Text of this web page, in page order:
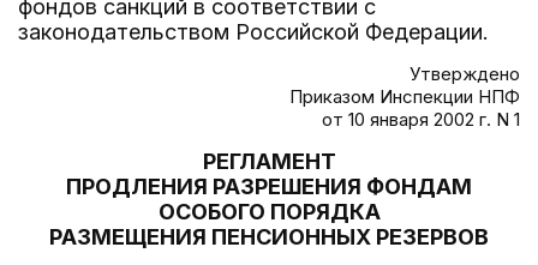
фондов санкций в соответствии с
законодательством Российской Федерации.
Утверждено
Приказом Инспекции НПФ
от 10 января 2002 г. N 1
РЕГЛАМЕНТ
ПРОДЛЕНИЯ РАЗРЕШЕНИЯ ФОНДАМ
ОСОБОГО ПОРЯДКА
РАЗМЕЩЕНИЯ ПЕНСИОННЫХ РЕЗЕРВОВ